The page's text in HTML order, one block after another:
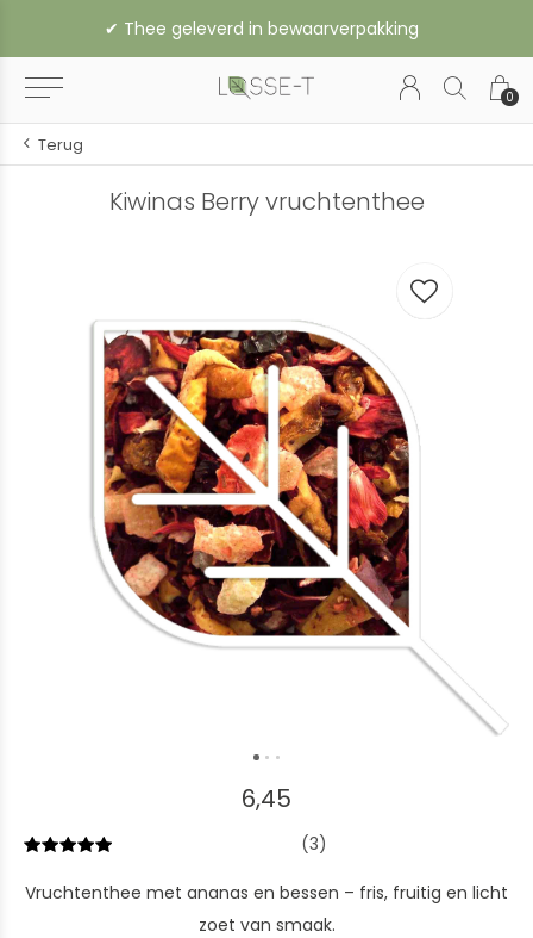
0
✔︎ Thee geleverd in bewaarverpakking
Terug
Kiwinas Berry vruchtenthee
6,45
(3)
Vruchtenthee met ananas en bessen – fris, fruitig en licht
zoet van smaak.